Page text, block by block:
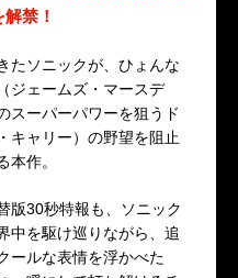
禁！
たソニックが、ひょんな
ジェームズ・マースデ
スーパーパワーを狙うド
キャリー）の野望を阻止
本作。
版30秒特報も、ソニック
中を駆け巡りながら、追
ールな表情を浮かべた